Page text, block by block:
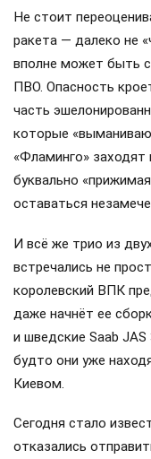
Не стоит
ракета — далеко не
вполне может быть
ПВО. Опасность
часть
которые
«Фламинго» заходят
буквально
оставаться
И всё же трио из
встречались не
королевский ВПК
даже начнёт ее
и шведские Saab
будто они уже
Киевом.
Сегодня стало
отказались